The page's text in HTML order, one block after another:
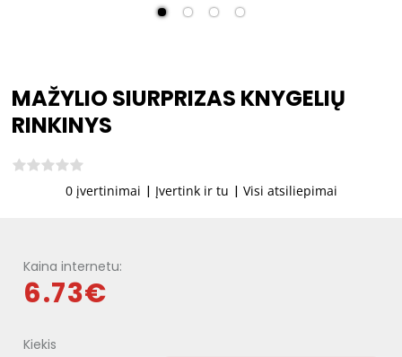
MAŽYLIO SIURPRIZAS KNYGELIŲ
RINKINYS
0 įvertinimai | Įvertink ir tu | Visi atsiliepimai
Kaina internetu:
6.73€
Kiekis